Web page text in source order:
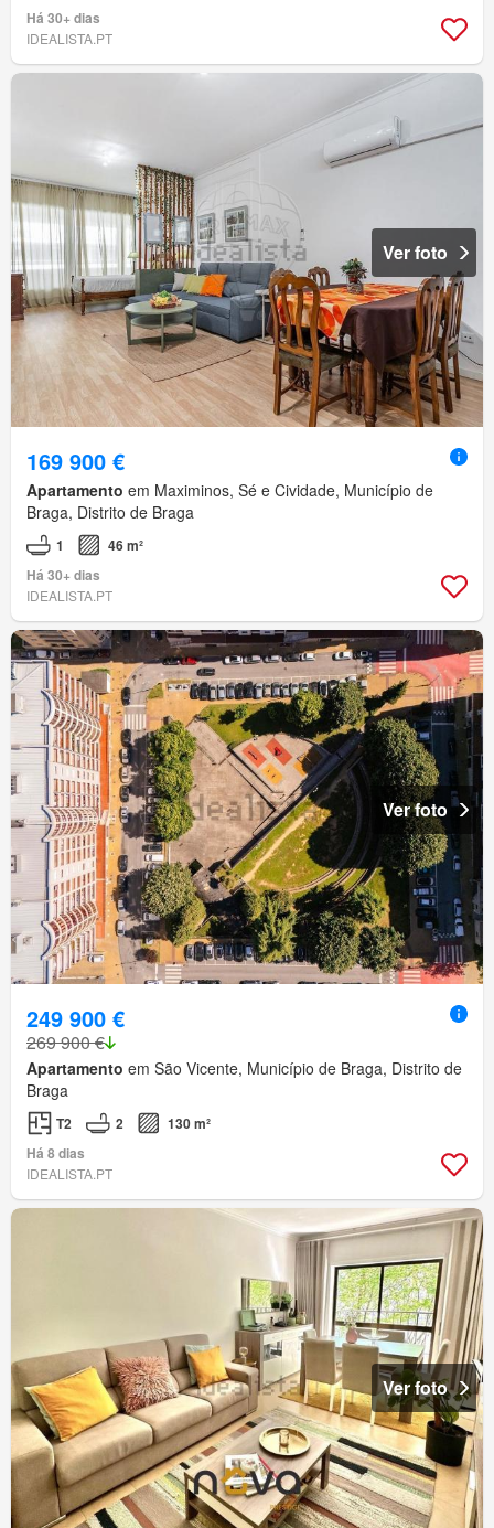
Há 30+ dias
IDEALISTA.PT
Ver foto
169 900 €
Apartamento em Maximinos, Sé e Cividade, Município de
Braga, Distrito de Braga
1
46 m²
Há 30+ dias
IDEALISTA.PT
Ver foto
249 900 €
269 900 €
Apartamento em São Vicente, Município de Braga, Distrito de
Braga
T2 2
130 m²
Há 8 dias
IDEALISTA.PT
Ver foto